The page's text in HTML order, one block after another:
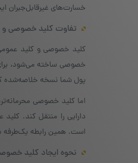
خسارت‌های غیرقابل‌جبران
تفاوت کلید خصوصی و
کلید خصوصی و کلید
خصوصی ساخته می‌شود،
پول شما نسخه خلاصه‌شده
اما کلید خصوصی
دارایی را منتقل کند.
است. همین رابطه یک‌طرفه
نحوه ایجاد کلید